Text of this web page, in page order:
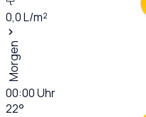
0,0L/m²
Morgen
00:00Uhr
22°